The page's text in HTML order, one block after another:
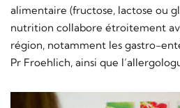
alimentaire (fructose, lactose ou
nutrition collabore étroitement
région, notamment les gastro-
Pr Froehlich, ainsi que